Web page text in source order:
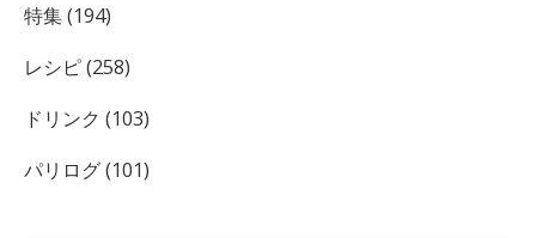
特集 (194)
レシピ (258)
ドリンク (103)
パリログ (101)